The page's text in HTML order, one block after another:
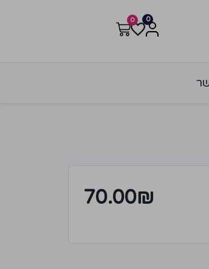
0
0
70.00₪